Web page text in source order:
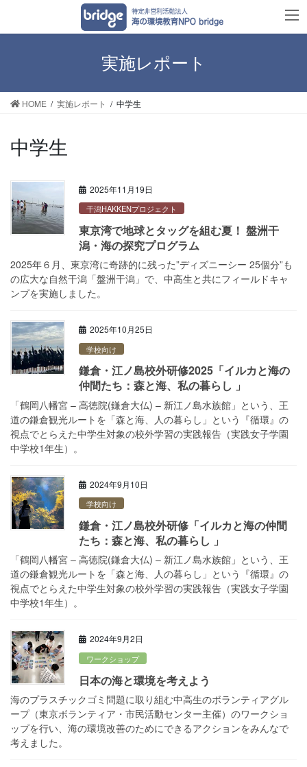
へ
ョ
実施レポート
HOME 実施レポート 中学生
中学生
2025年11月19日
干潟HAKKENプロジェクト
東京湾で地球とタッグを組む夏！ 盤洲干
潟・海の探究プログラム
2025年６月、東京湾に奇跡的に残った”ディズニーシー 25個分”も
の広大な自然干潟「盤洲干潟」で、中高生と共にフィールドキャ
ンプを実施しました。
2025年10月25日
学校向け
鎌倉・江ノ島校外研修2025「イルカと海の
仲間たち：森と海、私の暮らし 」
「鶴岡⼋幡宮 – ⾼徳院(鎌倉⼤仏) – 新江ノ島⽔族館」という、王
道の鎌倉観光ルートを「森と海、⼈の暮らし」という『循環』の
視点でとらえた中学生対象の校外学習の実践報告（実践女子学園
中学校1年生）。
2024年9月10日
学校向け
鎌倉・江ノ島校外研修「イルカと海の仲間
たち：森と海、私の暮らし 」
「鶴岡⼋幡宮 – ⾼徳院(鎌倉⼤仏) – 新江ノ島⽔族館」という、王
道の鎌倉観光ルートを「森と海、⼈の暮らし」という『循環』の
視点でとらえた中学生対象の校外学習の実践報告（実践女子学園
中学校1年生）。
2024年9月2日
ワークショップ
⽇本の海と環境を考えよう
海のプラスチックゴミ問題に取り組む中高生のボランティアグル
ープ（東京ボランティア・市民活動センター主催）のワークショ
ップを行い、海の環境改善のためにできるアクションをみんなで
考えました。